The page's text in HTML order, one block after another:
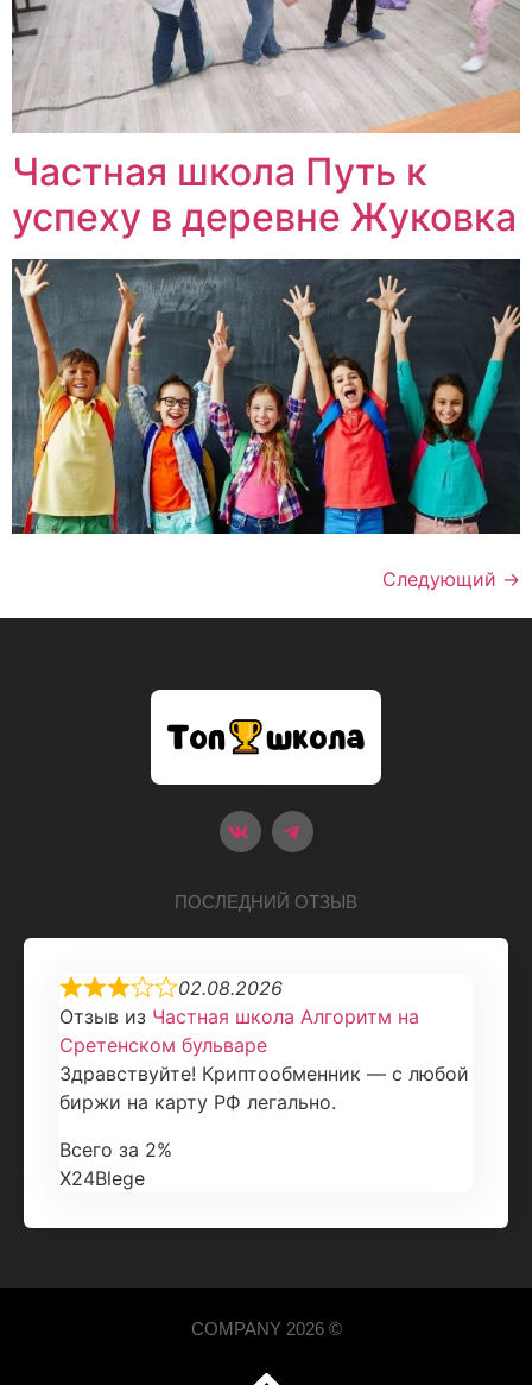
Частная школа Путь к
успеху в деревне Жуковка
Следующий →
ПОСЛЕДНИЙ ОТЗЫВ
02.08.2026
Отзыв из Частная школа Алгоритм на
Сретенском бульваре
Здравствуйте! Криптообменник — с любой
биржи на карту РФ легально.
Всего за 2%
X24Blege
COMPANY 2026 ©